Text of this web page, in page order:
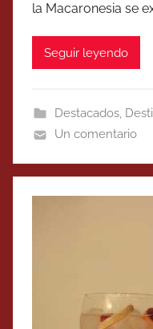
la Macaronesia se
Seguir leyendo
Destacados,
Un comentario